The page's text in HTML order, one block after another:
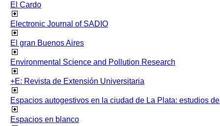
El Cardo
Electronic Journal of SADIO
El gran Buenos Aires
Environmental Science and Pollution Research
+E: Revista de Extensión Universitaria
Espacios autogestivos en la ciudad de La Plata: estudios
Espacios en blanco